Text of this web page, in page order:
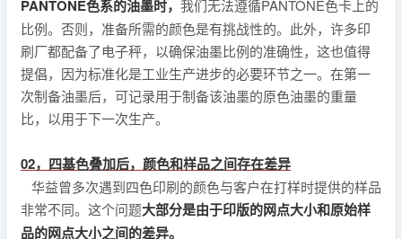
PANTONE色系的油墨时， 我们无法遵循PANTONE色卡上的
比例。否则，准备所需的颜色是有挑战性的。此外，许多印
刷厂都配备了电子秤，以确保油墨比例的准确性，这也值得
提倡，因为标准化是工业生产进步的必要环节之一。在第一
次制备油墨后，可记录用于制备该油墨的原色油墨的重量
比，以用于下一次生产。
02，四基色叠加后，颜色和样品之间存在差异
华益曾多次遇到四色印刷的颜色与客户在打样时提供的样品
非常不同。这个问题大部分是由于印版的网点大小和原始样
品的网点大小之间的差异。